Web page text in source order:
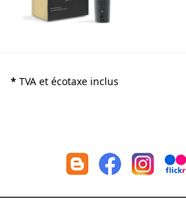
* TVA et écotaxe inclus